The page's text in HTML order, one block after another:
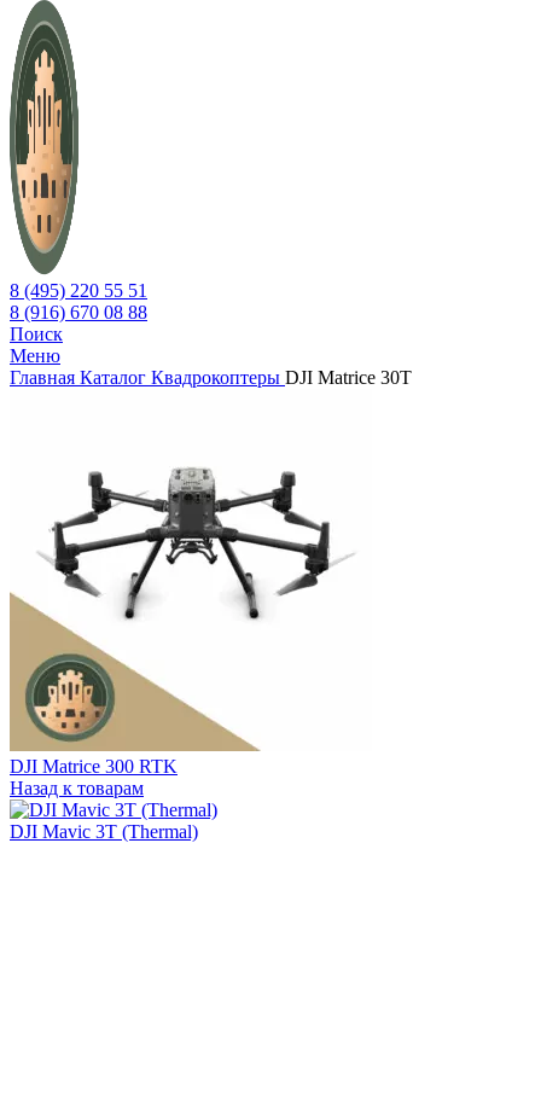
8 (495) 220 55 51
8 (916) 670 08 88
Поиск
Меню
Главная Каталог Квадрокоптеры DJI Matrice 30T
DJI Matrice 300 RTK
Назад к товарам
DJI Mavic 3T (Thermal)